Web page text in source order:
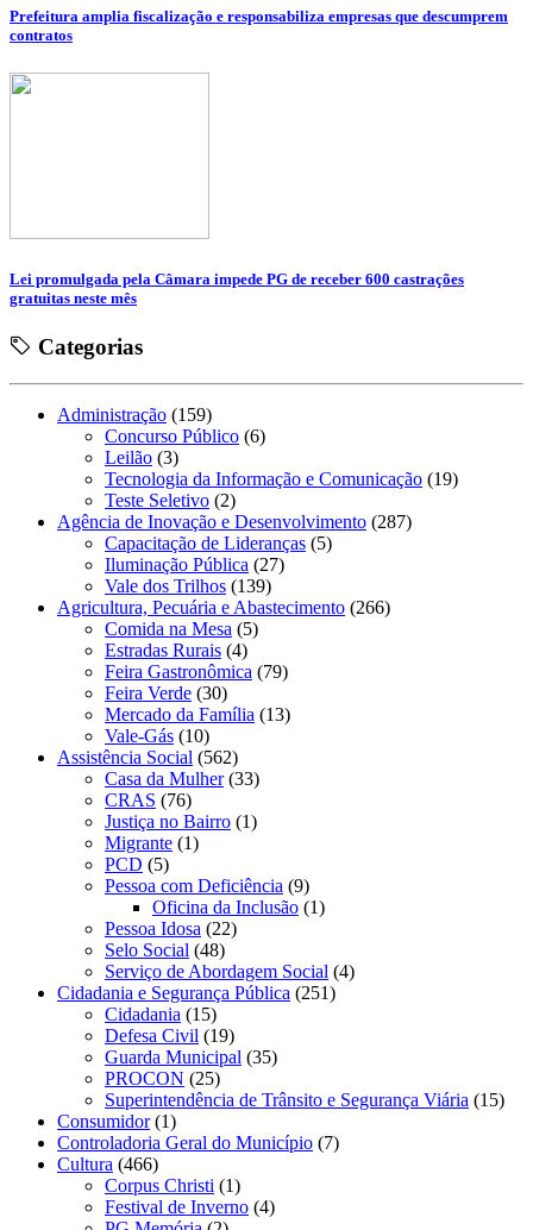
Prefeitura amplia fiscalização e responsabiliza empresas que descumprem
contratos
Lei promulgada pela Câmara impede PG de receber 600 castrações
gratuitas neste mês
Categorias
Administração (159)
Concurso Público (6)
Leilão (3)
Tecnologia da Informação e Comunicação (19)
Teste Seletivo (2)
Agência de Inovação e Desenvolvimento (287)
Capacitação de Lideranças (5)
Iluminação Pública (27)
Vale dos Trilhos (139)
Agricultura, Pecuária e Abastecimento (266)
Comida na Mesa (5)
Estradas Rurais (4)
Feira Gastronômica (79)
Feira Verde (30)
Mercado da Família (13)
Vale-Gás (10)
Assistência Social (562)
Casa da Mulher(33)
CRAS (76)
Justiça no Bairro (1)
Migrante (1)
PCD (5)
Pessoa com Deficiência (9)
Oficina da Inclusão (1)
Pessoa Idosa (22)
Selo Social (48)
Serviço de Abordagem Social (4)
Cidadania e Segurança Pública (251)
Cidadania (15)
Defesa Civil (19)
Guarda Municipal (35)
PROCON (25)
Superintendência de Trânsito e Segurança Viária (15)
Consumidor(1)
Controladoria Geral do Município (7)
Cultura (466)
Corpus Christi (1)
Festival de Inverno (4)